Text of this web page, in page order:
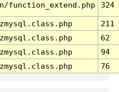
function_extend.php 324
211
62
94
76